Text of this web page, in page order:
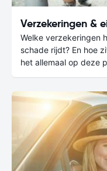
Verzekeringen &
Welke verzekeringen
schade rijdt? En hoe
het allemaal op deze